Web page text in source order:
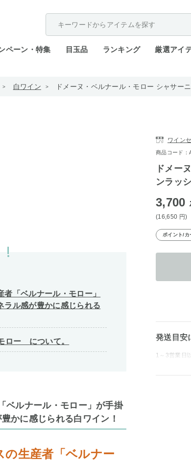
ペーン・特集 目玉品 ランキング 厳選アイ
白ワイン ドメーヌ・ベルナール・モロー シャサー
!
「ベルナール・モロー」
ラル感が豊かに感じられる
ー について。
ベルナール・モロー」が手掛
かに感じられる白ワイン！
生産者「ベルナー
ワイン
商品コード：
ドメー
ンラッ
3,700
(16,650 円)
ポイント/カ
発送目安
1～3営業日